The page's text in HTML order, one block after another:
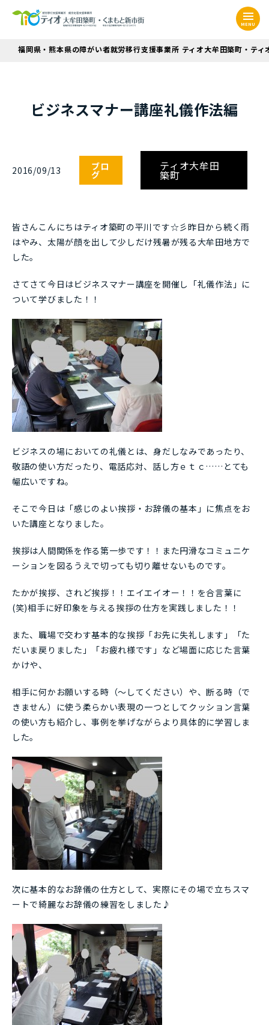
MENU
福岡県・熊本県の障がい者就労移行支援事業所 ティオ大牟田築町・ティ
ビジネスマナー講座礼儀作法編
2016/09/13 ブロ
グ
ティオ大牟田
築町
皆さんこんにちはティオ築町の平川です☆彡昨日から続く雨
はやみ、太陽が顔を出して少しだけ残暑が残る大牟田地方で
した。
さてさて今日はビジネスマナー講座を開催し「礼儀作法」に
ついて学びました！！
ビジネスの場においての礼儀とは、身だしなみであったり、
敬語の使い方だったり、電話応対、話し方ｅｔｃ……とても
幅広いですね。
そこで今日は「感じのよい挨拶・お辞儀の基本」に焦点をお
いた講座となりました。
挨拶は人間関係を作る第一歩です！！また円滑なコミュニケ
ーションを図るうえで切っても切り離せないものです。
たかが挨拶、されど挨拶！！エイエイオー！！を合言葉に
(笑)相手に好印象を与える挨拶の仕方を実践しました！！
また、職場で交わす基本的な挨拶「お先に失礼します」「た
だいま戻りました」「お疲れ様です」など場面に応じた言葉
かけや、
相手に何かお願いする時（～してください）や、断る時（で
きません）に使う柔らかい表現の一つとしてクッション言葉
の使い方も紹介し、事例を挙げながらより具体的に学習しま
した。
次に基本的なお辞儀の仕方として、実際にその場で立ちスマ
ートで綺麗なお辞儀の練習をしました♪